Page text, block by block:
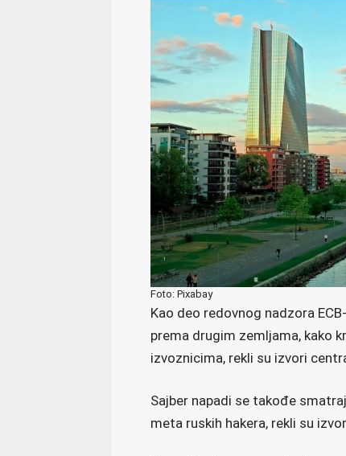
Foto: Pixabay
Kao deo redovnog nadzora
prema drugim zemljama, kako
izvoznicima, rekli su izvori
Sajber napadi se takođe
meta ruskih hakera, rekli su